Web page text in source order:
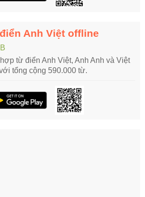
Anh Việt offline
từ điển Anh Việt, Anh Anh và Việt
tổng cộng 590.000 từ.